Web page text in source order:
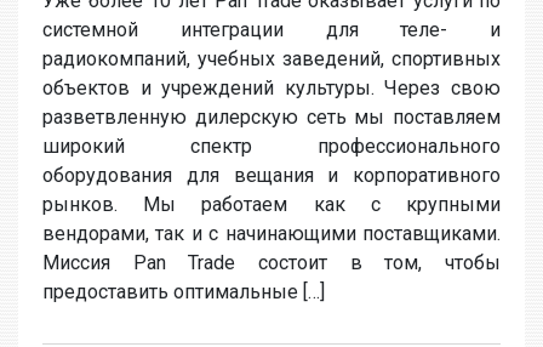
системной интеграции для теле- и
радиокомпаний, учебных заведений, спортивных
объектов и учреждений культуры. Через свою
разветвленную дилерскую сеть мы поставляем
широкий спектр профессионального
оборудования для вещания и корпоративного
рынков. Мы работаем как с крупными
вендорами, так и с начинающими поставщиками.
Миссия Pan Trade состоит в том, чтобы
предоставить оптимальные […]